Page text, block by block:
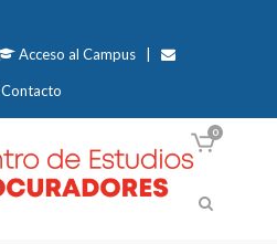
Acceso al Campus|
Contacto
0